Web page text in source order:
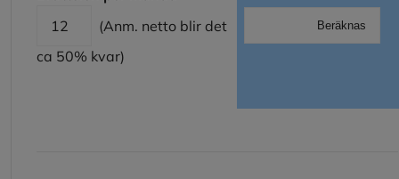
(Anm. netto blir det
ca 50% kvar)